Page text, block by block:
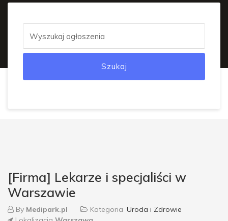
Szukaj
[Firma] Lekarze i specjaliści w
Warszawie
By Medipark.pl Kategoria Uroda i Zdrowie